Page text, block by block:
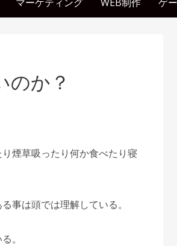
のか？
煙草吸ったり何か食べたり寝
事は頭では理解している。
。